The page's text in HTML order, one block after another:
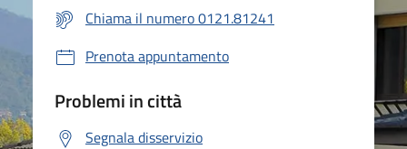
Chiama il numero 0121.81241
Prenota appuntamento
Problemi in città
Segnala disservizio